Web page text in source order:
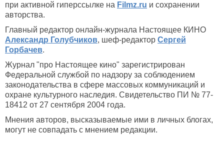
при активной гиперссылке на Filmz.ru и сохранении
авторства.
Главный редактор онлайн-журнала Настоящее КИНО
Александр Голубчиков, шеф-редактор Сергей
Горбачев.
Журнал "про Настоящее кино" зарегистрирован
Федеральной службой по надзору за соблюдением
законодательства в сфере массовых коммуникаций и
охране культурного наследия. Свидетельство ПИ № 77-
18412 от 27 сентября 2004 года.
Мнения авторов, высказываемые ими в личных блогах,
могут не совпадать с мнением редакции.